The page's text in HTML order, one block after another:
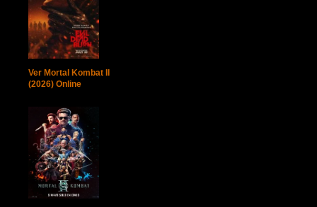
Ver Mortal Kombat II
(2026) Online